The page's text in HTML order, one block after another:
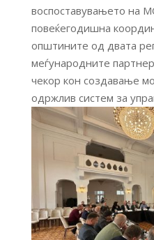
воспоставувањето на
повеќегодишна
општините од двата
меѓународните
чекор кон создавање
одржлив систем за